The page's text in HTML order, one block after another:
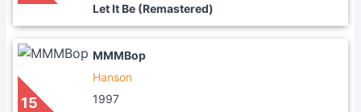
Let It Be (Remastered)
15
MMMBop
Hanson
1997